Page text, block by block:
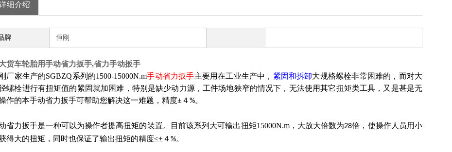
细介绍
牌 恒刚
货车轮胎用手动省力扳手,省力手动扳手
厂家生产的SGBZQ系列的1500-15000N.m手动省力扳手主要用在工业生产中， 紧固和拆卸大规格螺栓非常困难的，而对大
螺栓进行有扭矩值的紧固就加困难，特别是缺少动力源，工件场地狭窄的情况下，无法使用其它扭矩类工具，又是甚是无
作的本手动省力扳手可帮助您解决这一难题，精度±４%。
省力扳手是一种可以为操作者提高扭矩的装置。目前该系列大可输出扭矩15000N.m，大放大倍数为28倍，使操作人员用小
得大的扭矩，同时也保证了输出扭矩的精度≤±４%。